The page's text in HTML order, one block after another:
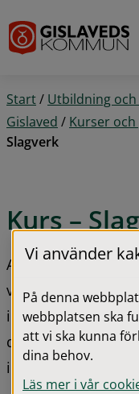
Start/ Utbildning
Gislaved / Kurser
Slagverk
Kurs –
Ansökan för att
vårdnadshavare
i årskurs 2. Tveka
ditt barn skulle
instrument.
Vi använder
På denna
webbplatsen ska
att vi ska kunna
dina behov.
Läs mer i vår